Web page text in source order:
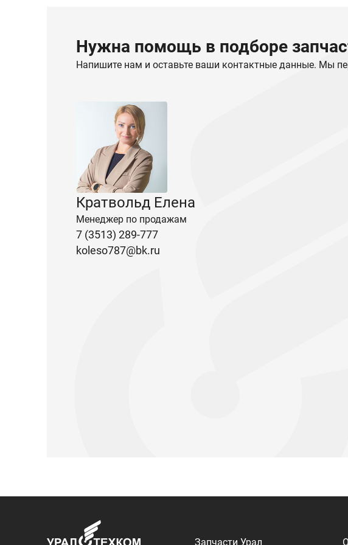
Нужна помощь в подборе
Напишите нам и оставьте ваши контактные данные. Мы
Кратвольд Елена
Менеджер по продажам
7 (3513) 289-777
koleso787@bk.ru
ООО «УралТехКом», 2026